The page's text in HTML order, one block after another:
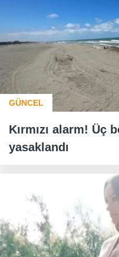
GÜNCEL
Kırmızı alarm! Üç
yasaklandı